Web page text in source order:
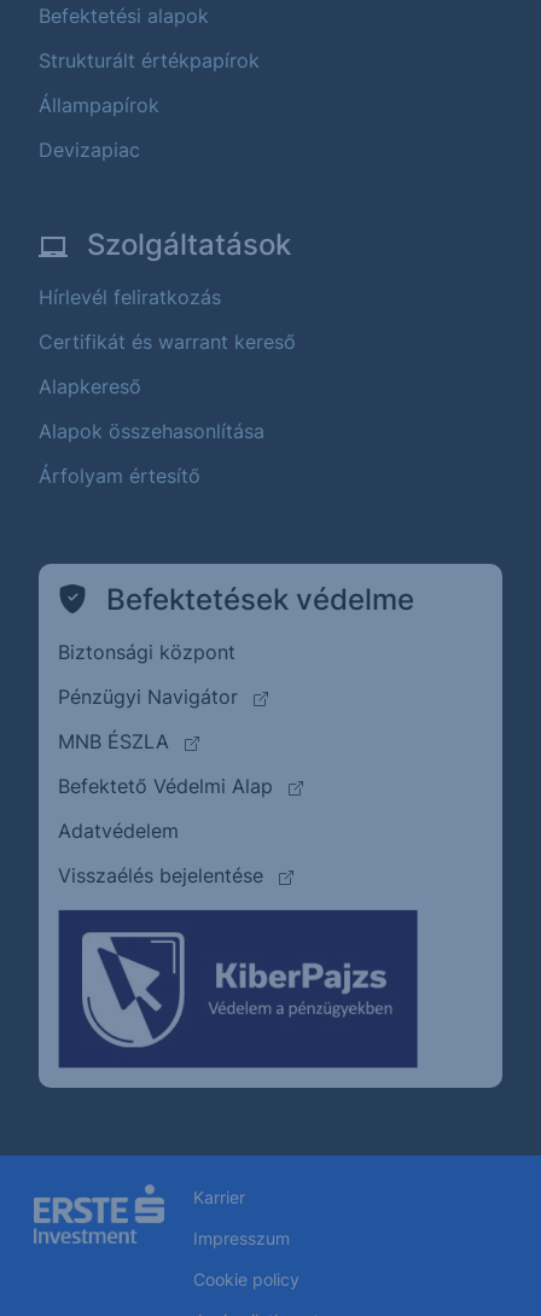
Befektetési alapok
Strukturált értékpapírok
Állampapírok
Devizapiac
Szolgáltatások
Hírlevél feliratkozás
Certifikát és warrant kereső
Alapkereső
Alapok összehasonlítása
Árfolyam értesítő
Befektetések védelme
Biztonsági központ
Pénzügyi Navigátor
(külső oldalra ugrik)
MNB ÉSZLA
(külső oldalra ugrik)
Befektető Védelmi Alap
(külső oldalra ugrik)
Adatvédelem
Visszaélés bejelentése
(külső oldalra ugrik)
Karrier
Impresszum
Cookie policy